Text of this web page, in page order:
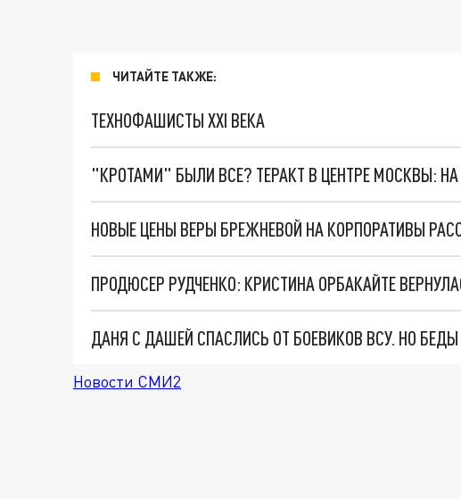
ЧИТАЙТЕ ТАКЖЕ:
ТЕХНОФАШИСТЫ XXI ВЕКА
"КРОТАМИ" БЫЛИ ВСЕ? ТЕРАКТ В ЦЕНТРЕ МОСКВЫ:
НОВЫЕ ЦЕНЫ ВЕРЫ БРЕЖНЕВОЙ НА КОРПОРАТИВЫ
ДАНЯ С ДАШЕЙ СПАСЛИСЬ ОТ БОЕВИКОВ ВСУ. НО
Новости СМИ2